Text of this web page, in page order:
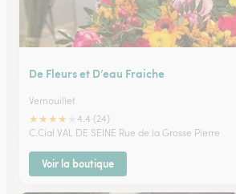
De Fleurs et D’eau Fraiche
Vernouillet
★★★★
4.4 (24)
C.Cial VAL DE SEINE Rue de la Grosse Pierre
Voir la boutique